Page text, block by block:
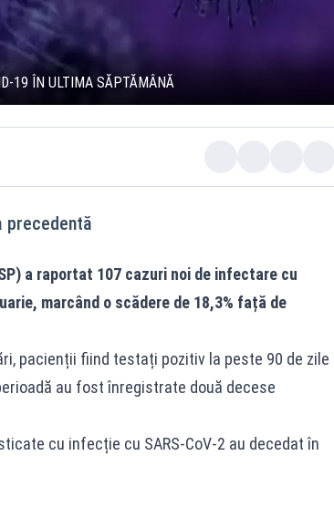
19 ÎN ULTIMA SĂPTĂMÂNĂ
precedentă
a raportat 107 cazuri noi de infectare cu
marcând o scădere de 18,3% față de
pacienții fiind testați pozitiv la peste 90 de zile
au fost înregistrate două decese
cu infecție cu SARS-CoV-2 au decedat în